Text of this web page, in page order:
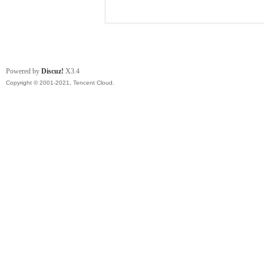
Powered by Discuz! X3.4
Copyright © 2001-2021, Tencent Cloud.